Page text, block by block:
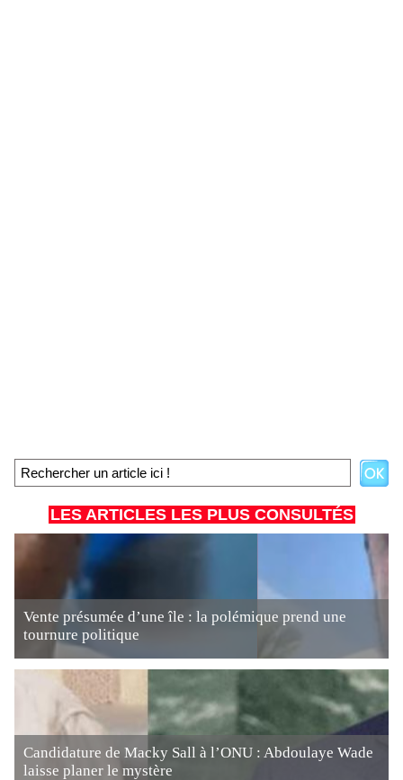
LES ARTICLES LES PLUS CONSULTÉS
Vente présumée d’une île : la polémique prend une
tournure politique
Candidature de Macky Sall à l’ONU : Abdoulaye Wade
laisse planer le mystère